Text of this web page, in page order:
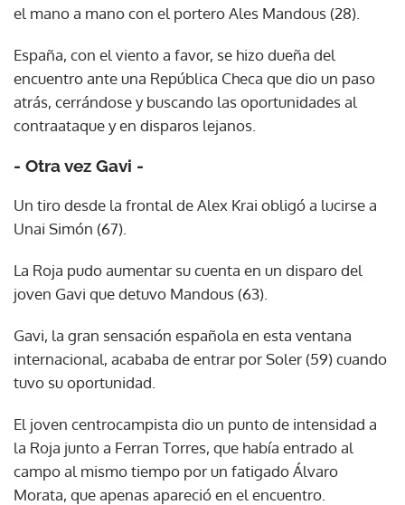
el mano a mano con el portero Ales Mandous (28).
España, con el viento a favor, se hizo dueña del
encuentro ante una República Checa que dio un paso
atrás, cerrándose y buscando las oportunidades al
contraataque y en disparos lejanos.
- Otra vez Gavi -
Un tiro desde la frontal de Alex Krai obligó a lucirse a
Unai Simón (67).
La Roja pudo aumentar su cuenta en un disparo del
joven Gavi que detuvo Mandous (63).
Gavi, la gran sensación española en esta ventana
internacional, acababa de entrar por Soler (59) cuando
tuvo su oportunidad.
El joven centrocampista dio un punto de intensidad a
la Roja junto a Ferran Torres, que había entrado al
campo al mismo tiempo por un fatigado Álvaro
Morata, que apenas apareció en el encuentro.